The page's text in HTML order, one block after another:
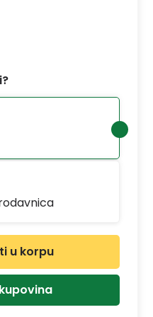
željenu
u korpu